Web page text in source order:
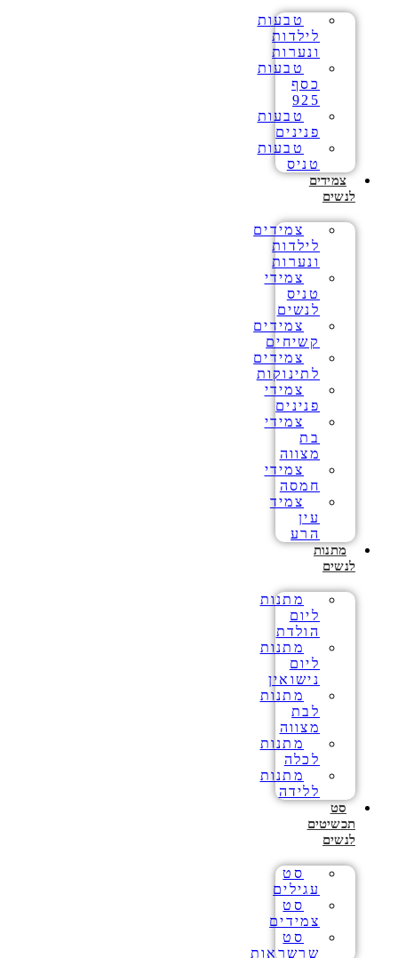
טבעות
לילדות
ונערות
טבעות
כסף
925
טבעות
פנינים
טבעות
טניס
צמידים
לנשים
צמידים
לילדות
ונערות
צמידי
טניס
לנשים
צמידים
קשיחים
צמידים
לתינוקות
צמידי
פנינים
צמידי
בת
מצווה
צמידי
חמסה
צמיד
עין
הרע
מתנות
לנשים
מתנות
ליום
הולדת
מתנות
ליום
נישואין
מתנות
לבת
מצווה
מתנות
לכלה
מתנות
ללידה
סט
תכשיטים
לנשים
סט
עגילים
סט
צמידים
סט
שרשראות